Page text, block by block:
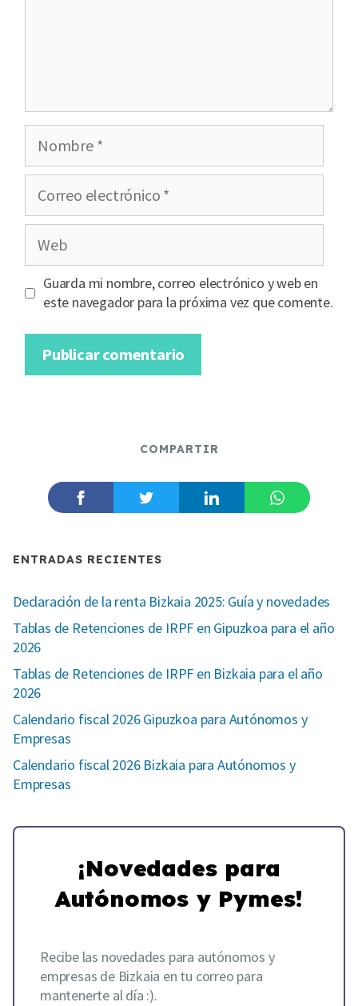
electrónico
Guarda mi nombre, correo electrónico y web en
este navegador para la próxima vez que comente.
COMPARTIR
ENTRADAS RECIENTES
Declaración de la renta Bizkaia 2025: Guía y novedades
Tablas de Retenciones de IRPF en Gipuzkoa para el año
2026
Tablas de Retenciones de IRPF en Bizkaia para el año
2026
Calendario fiscal 2026 Gipuzkoa para Autónomos y
Empresas
Calendario fiscal 2026 Bizkaia para Autónomos y
Empresas
¡Novedades para
Autónomos y Pymes!
Recibe las novedades para autónomos y
empresas de Bizkaia en tu correo para
mantenerte al día :).